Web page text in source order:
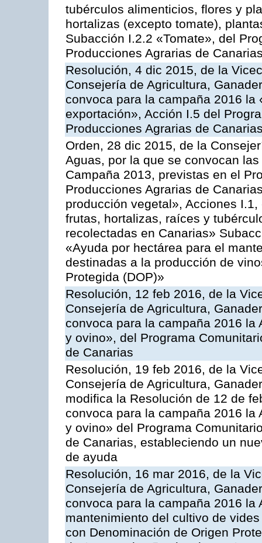
tubérculos alimenticios, flores y
hortalizas (excepto tomate),
Subacción I.2.2 «Tomate», del
Producciones Agrarias de
Resolución, 4 dic 2015, de la
Consejería de Agricultura,
convoca para la campaña 2016
exportación», Acción I.5 del
Producciones Agrarias de
Orden, 28 dic 2015, de la
Aguas, por la que se convocan
Campaña 2013, previstas en el
Producciones Agrarias de
producción vegetal», Acciones
frutas, hortalizas, raíces y
recolectadas en Canarias»
«Ayuda por hectárea para el
destinadas a la producción de
Protegida (DOP)»
Resolución, 12 feb 2016, de la
Consejería de Agricultura,
convoca para la campaña 2016
y ovino», del Programa
de Canarias
Resolución, 19 feb 2016, de la
Consejería de Agricultura,
modifica la Resolución de 12 de
convoca para la campaña 2016
y ovino» del Programa
de Canarias, estableciendo un
de ayuda
Resolución, 16 mar 2016, de la
Consejería de Agricultura,
convoca para la campaña 2016
mantenimiento del cultivo de
con Denominación de Origen